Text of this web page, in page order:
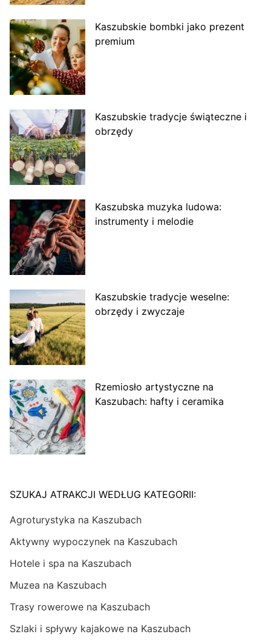
Kaszubskie bombki jako prezent
premium
Kaszubskie tradycje świąteczne i
obrzędy
Kaszubska muzyka ludowa:
instrumenty i melodie
Kaszubskie tradycje weselne:
obrzędy i zwyczaje
Rzemiosło artystyczne na
Kaszubach: hafty i ceramika
SZUKAJ ATRAKCJI WEDŁUG KATEGORII:
Agroturystyka na Kaszubach
Aktywny wypoczynek na Kaszubach
Hotele i spa na Kaszubach
Muzea na Kaszubach
Trasy rowerowe na Kaszubach
Szlaki i spływy kajakowe na Kaszubach